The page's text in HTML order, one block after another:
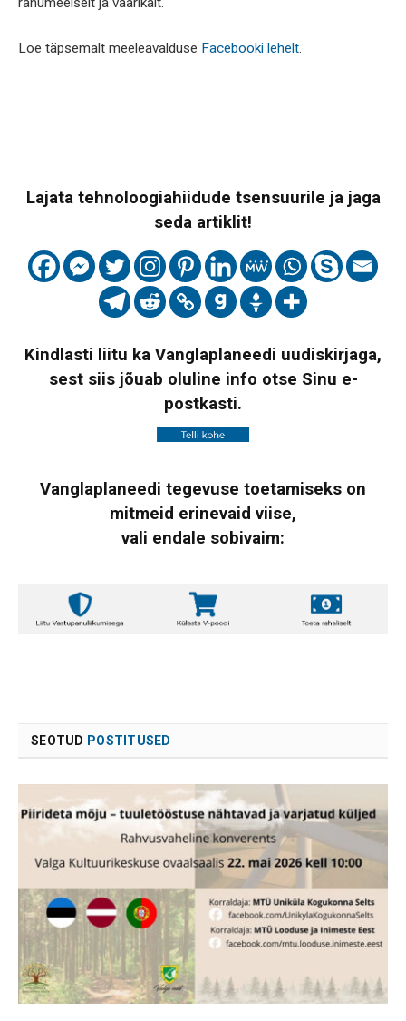
Loe täpsemalt meeleavalduse Facebooki lehelt.
Lajata tehnoloogiahiidude tsensuurile ja jaga
seda artiklit!
Kindlasti liitu ka Vanglaplaneedi uudiskirjaga,
sest siis jõuab oluline info otse Sinu e-
postkasti.
Vanglaplaneedi tegevuse toetamiseks on
mitmeid erinevaid viise,
vali endale sobivaim:
SEOTUD POSTITUSED